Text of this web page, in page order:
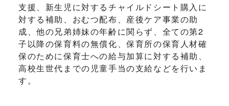
支援、新生児に対するチャイルドシート購入に
対する補助、おむつ配布、産後ケア事業の助
成、他の兄弟姉妹の年齢に関らず、全ての第2
子以降の保育料の無償化、保育所の保育人材確
保のために保育士への給与加算に対する補助、
高校生世代までの児童手当の支給などを行いま
す。